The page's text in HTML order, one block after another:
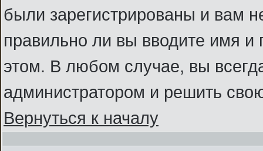
были зарегистрированы и вам
правильно ли вы вводите имя
этом. В любом случае, вы
администратором и решить
Вернуться к началу